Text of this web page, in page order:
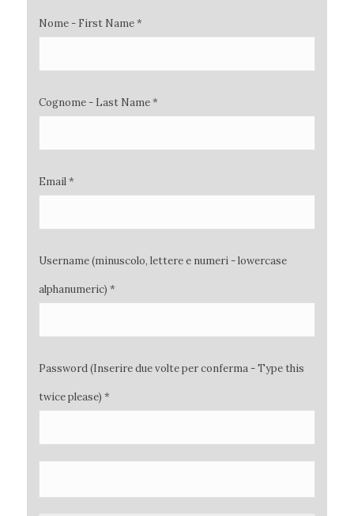
Nome - First Name *
Cognome - Last Name *
Email *
Username (minuscolo, lettere e numeri - lowercase
alphanumeric) *
Password (Inserire due volte per conferma - Type this
twice please) *